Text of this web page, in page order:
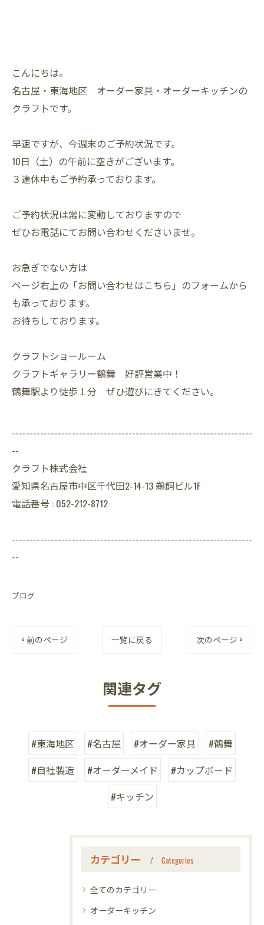
こんにちは。
名古屋・東海地区 オーダー家具・オーダーキッチンの
クラフトです。
早速ですが、今週末のご予約状況です。
10日（土）の午前に空きがございます。
３連休中もご予約承っております。
ご予約状況は常に変動しておりますので
ぜひお電話にてお問い合わせくださいませ。
お急ぎでない方は
ページ右上の「お問い合わせはこちら」のフォームから
も承っております。
お待ちしております。
クラフトショールーム
クラフトギャラリー鶴舞 好評営業中！
鶴舞駅より徒歩１分 ぜひ遊びにきてください。
--------------------------------------------------------------------
--
クラフト株式会社
愛知県名古屋市中区千代田2-14-13 鵜飼ビル1F
電話番号 : 052-212-8712
--------------------------------------------------------------------
--
ブログ
< 前のページ 一覧に戻る 次のページ >
関連タグ
#東海地区 #名古屋 #オーダー家具
#鶴舞
#自社製造
#オーダーメイド
#カップボード
#キッチン
カテゴリー Categories
全てのカテゴリー
オーダーキッチン